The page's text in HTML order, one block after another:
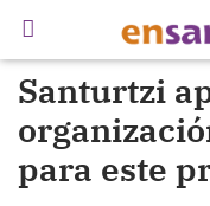
Santurtzi
para este